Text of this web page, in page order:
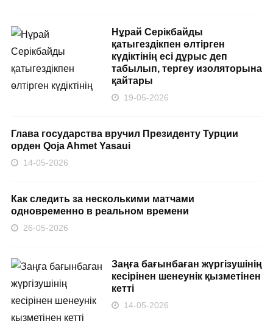
Нұрай Серікбайды
қатыгездікпен өлтірген
күдіктінің есі дұрыс деп
табылып, тергеу изоляторына
қайтары
19-05-2026
Глава государства вручил Президенту Турции
орден Qoja Ahmet Yasaui
14-05-2026
Как следить за несколькими матчами
одновременно в реальном времени
26-05-2026
Заңға бағынбаған жүргізушінің
кесірінен шенеунік қызметінен
кетті
14-05-2026